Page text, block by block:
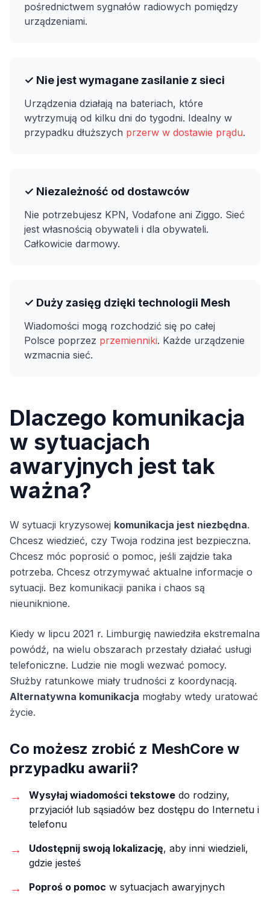
pośrednictwem sygnałów radiowych pomiędzy
urządzeniami.
✓ Nie jest wymagane zasilanie z sieci
Urządzenia działają na bateriach, które
wytrzymują od kilku dni do tygodni. Idealny w
przypadku dłuższych przerw w dostawie prądu.
✓ Niezależność od dostawców
Nie potrzebujesz KPN, Vodafone ani Ziggo. Sieć
jest własnością obywateli i dla obywateli.
Całkowicie darmowy.
✓ Duży zasięg dzięki technologii Mesh
Wiadomości mogą rozchodzić się po całej
Polsce poprzez przemienniki. Każde urządzenie
wzmacnia sieć.
Dlaczego komunikacja
w sytuacjach
awaryjnych jest tak
ważna?
W sytuacji kryzysowej komunikacja jest niezbędna.
Chcesz wiedzieć, czy Twoja rodzina jest bezpieczna.
Chcesz móc poprosić o pomoc, jeśli zajdzie taka
potrzeba. Chcesz otrzymywać aktualne informacje o
sytuacji. Bez komunikacji panika i chaos są
nieuniknione.
Kiedy w lipcu 2021 r. Limburgię nawiedziła ekstremalna
powódź, na wielu obszarach przestały działać usługi
telefoniczne. Ludzie nie mogli wezwać pomocy.
Służby ratunkowe miały trudności z koordynacją.
Alternatywna komunikacja mogłaby wtedy uratować
życie.
Co możesz zrobić z MeshCore w
przypadku awarii?
→ Wysyłaj wiadomości tekstowe do rodziny,
przyjaciół lub sąsiadów bez dostępu do Internetu i
telefonu
→ Udostępnij swoją lokalizację, aby inni wiedzieli,
gdzie jesteś
→ Poproś o pomoc w sytuacjach awaryjnych